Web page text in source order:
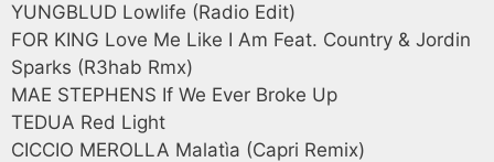
YUNGBLUD Lowlife (Radio Edit)
FOR KING Love Me Like I Am Feat. Country & Jordin
Sparks (R3hab Rmx)
MAE STEPHENS If We Ever Broke Up
TEDUA Red Light
CICCIO MEROLLA Malatìa (Capri Remix)